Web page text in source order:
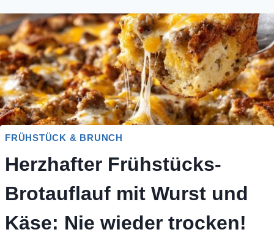
FRÜHSTÜCK & BRUNCH
Herzhafter Frühstücks-
Brotauflauf mit Wurst und
Käse: Nie wieder trocken!